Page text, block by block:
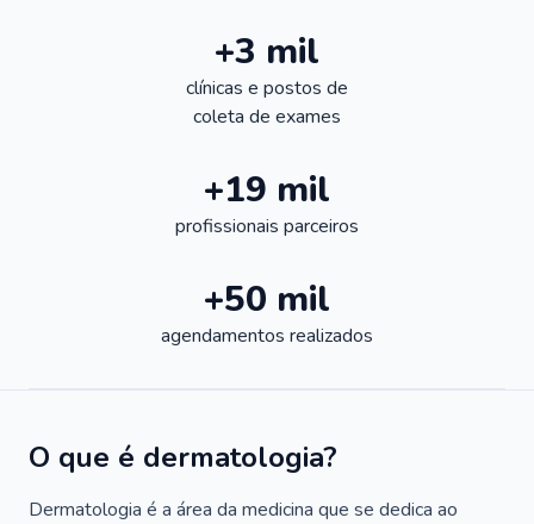
+3 mil
clínicas e postos de
coleta de exames
+19 mil
profissionais parceiros
+50 mil
agendamentos realizados
O que é dermatologia?
Dermatologia é a área da medicina que se dedica ao